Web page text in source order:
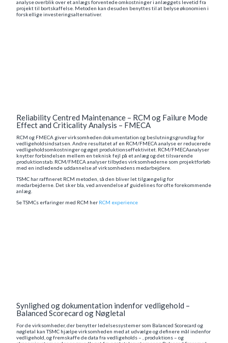
analyse overblik over et anlægs forventede omkostninger i anlæggets levetid fra
projekt til bortskaffelse. Metoden kan desuden benyttes til at belyse økonomien i
forskellige investeringsalternativer.
Reliability Centred Maintenance – RCM og Failure Mode
Effect and Criticality Analysis – FMECA
RCM og FMECA giver virksomheden dokumentation og beslutningsgrundlag for
vedligeholdsindsatsen. Andre resultatet af en RCM/FMECA analyse er reducerede
vedligeholdsomkostninger og øget produktionseffektivitet. RCM/FMECAanalyser
knytter forbindelsen mellem en teknisk fejl på et anlæg og det tilsvarende
produktionstab. RCM/FMECA analyser tilbydes virksomhederne som projektforløb
med en indledende uddannelse af virksomhedens medarbejdere.
TSMC har raffineret RCM metoden, så den bliver let tilgængelig for
medarbejderne. Det sker bla, ved anvendelse af guidelines for ofte forekommende
anlæg.
Se TSMCs erfaringer med RCM her RCM experience
Synlighed og dokumentation indenfor vedligehold –
Balanced Scorecard og Nøgletal
For de virksomheder, der benytter ledelsessystemer som Balanced Scorecard og
nøgletal kan TSMC hjælpe virksomheden med at udvælge og definere mål indenfor
vedligehold, og fremskaffe de data fra vedligeholds – , produktions – og